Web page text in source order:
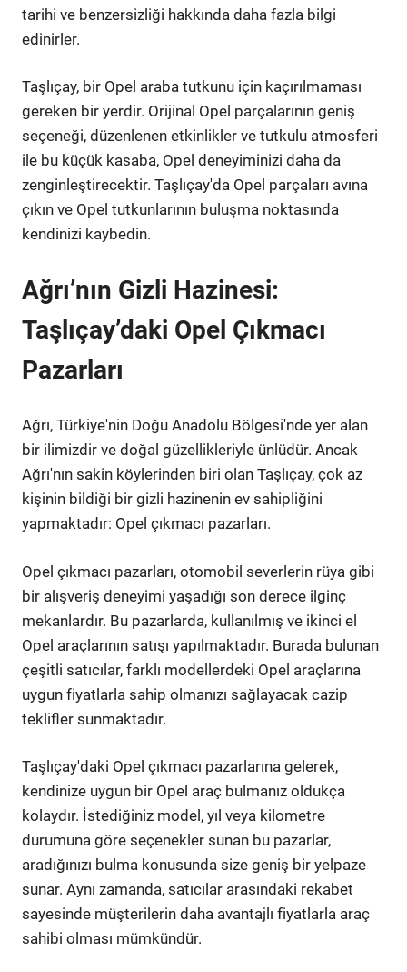
tarihi ve benzersizliği hakkında daha fazla bilgi
edinirler.
Taşlıçay, bir Opel araba tutkunu için kaçırılmaması
gereken bir yerdir. Orijinal Opel parçalarının geniş
seçeneği, düzenlenen etkinlikler ve tutkulu atmosferi
ile bu küçük kasaba, Opel deneyiminizi daha da
zenginleştirecektir. Taşlıçay'da Opel parçaları avına
çıkın ve Opel tutkunlarının buluşma noktasında
kendinizi kaybedin.
Ağrı’nın Gizli Hazinesi:
Taşlıçay’daki Opel Çıkmacı
Pazarları
Ağrı, Türkiye'nin Doğu Anadolu Bölgesi'nde yer alan
bir ilimizdir ve doğal güzellikleriyle ünlüdür. Ancak
Ağrı'nın sakin köylerinden biri olan Taşlıçay, çok az
kişinin bildiği bir gizli hazinenin ev sahipliğini
yapmaktadır: Opel çıkmacı pazarları.
Opel çıkmacı pazarları, otomobil severlerin rüya gibi
bir alışveriş deneyimi yaşadığı son derece ilginç
mekanlardır. Bu pazarlarda, kullanılmış ve ikinci el
Opel araçlarının satışı yapılmaktadır. Burada bulunan
çeşitli satıcılar, farklı modellerdeki Opel araçlarına
uygun fiyatlarla sahip olmanızı sağlayacak cazip
teklifler sunmaktadır.
Taşlıçay'daki Opel çıkmacı pazarlarına gelerek,
kendinize uygun bir Opel araç bulmanız oldukça
kolaydır. İstediğiniz model, yıl veya kilometre
durumuna göre seçenekler sunan bu pazarlar,
aradığınızı bulma konusunda size geniş bir yelpaze
sunar. Aynı zamanda, satıcılar arasındaki rekabet
sayesinde müşterilerin daha avantajlı fiyatlarla araç
sahibi olması mümkündür.